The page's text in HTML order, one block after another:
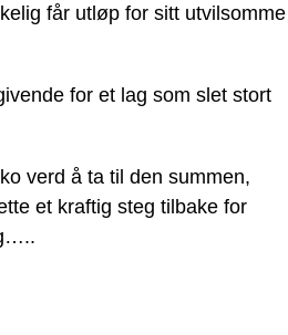
får utløp for sitt utvilsomme
for et lag som slet stort
verd å ta til den summen,
et kraftig steg tilbake for